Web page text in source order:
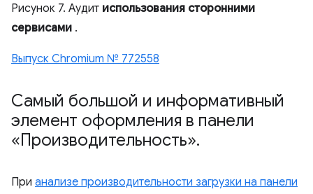
Рисунок 7. Аудит использования сторонними
сервисами .
Выпуск Chromium № 772558
Самый большой и информативный
элемент оформления в панели
«Производительность».
При анализе производительности загрузки на панели